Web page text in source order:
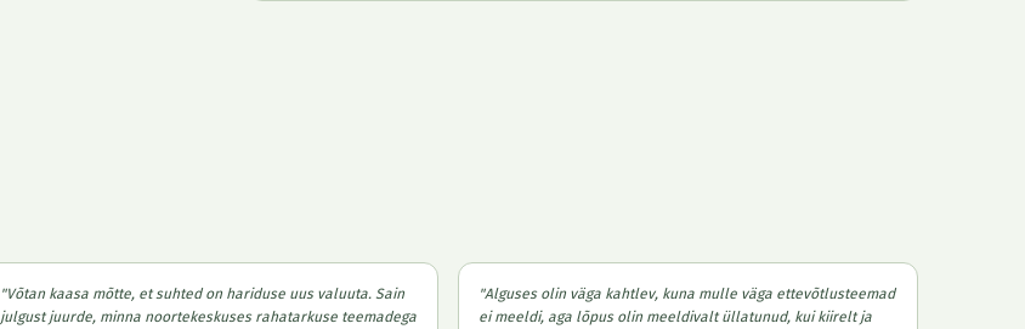
"Võtan kaasa mõtte, et suhted on hariduse uus valuuta. Sain
julgust juurde, minna noortekeskuses rahatarkuse teemadega
"Alguses olin väga kahtlev, kuna mulle väga ettevõtlusteemad
ei meeldi, aga lõpus olin meeldivalt üllatunud, kui kiirelt ja